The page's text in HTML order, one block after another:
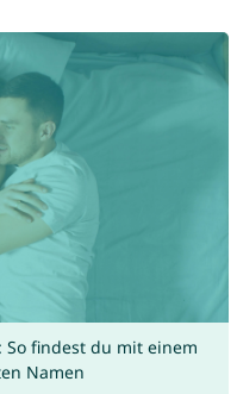
So findest du mit einem
Namen